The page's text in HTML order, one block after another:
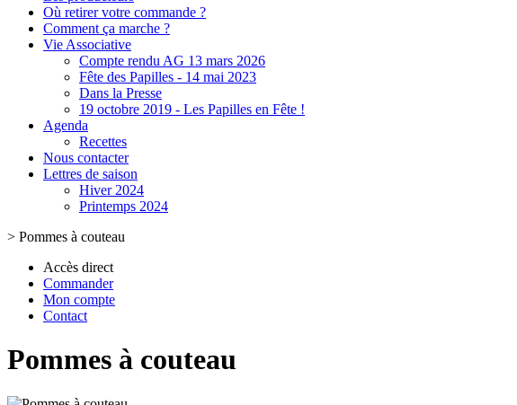
Où retirer votre commande ?
Comment ça marche ?
Vie Associative
Compte rendu AG 13 mars 2026
Fête des Papilles - 14 mai 2023
Dans la Presse
19 octobre 2019 - Les Papilles en Fête !
Agenda
Recettes
Nous contacter
Lettres de saison
Hiver 2024
Printemps 2024
> Pommes à couteau
Accès direct
Commander
Mon compte
Contact
Pommes à couteau